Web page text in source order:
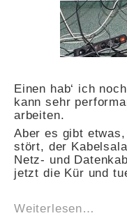
Einen hab‘ ich
kann sehr
arbeiten.
Aber es gibt
stört, der
Netz- und
jetzt die Kür und
Weiterlesen…